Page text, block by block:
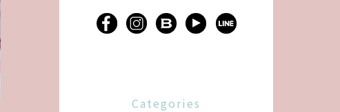
Categories